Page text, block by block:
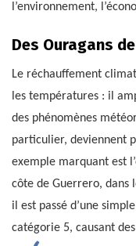
l’environnement,
Des Ouragans
Le réchauffement
les températures : il
des phénomènes
particulier, deviennent
exemple marquant est
côte de Guerrero, dans
il est passé d’une
catégorie 5, causant